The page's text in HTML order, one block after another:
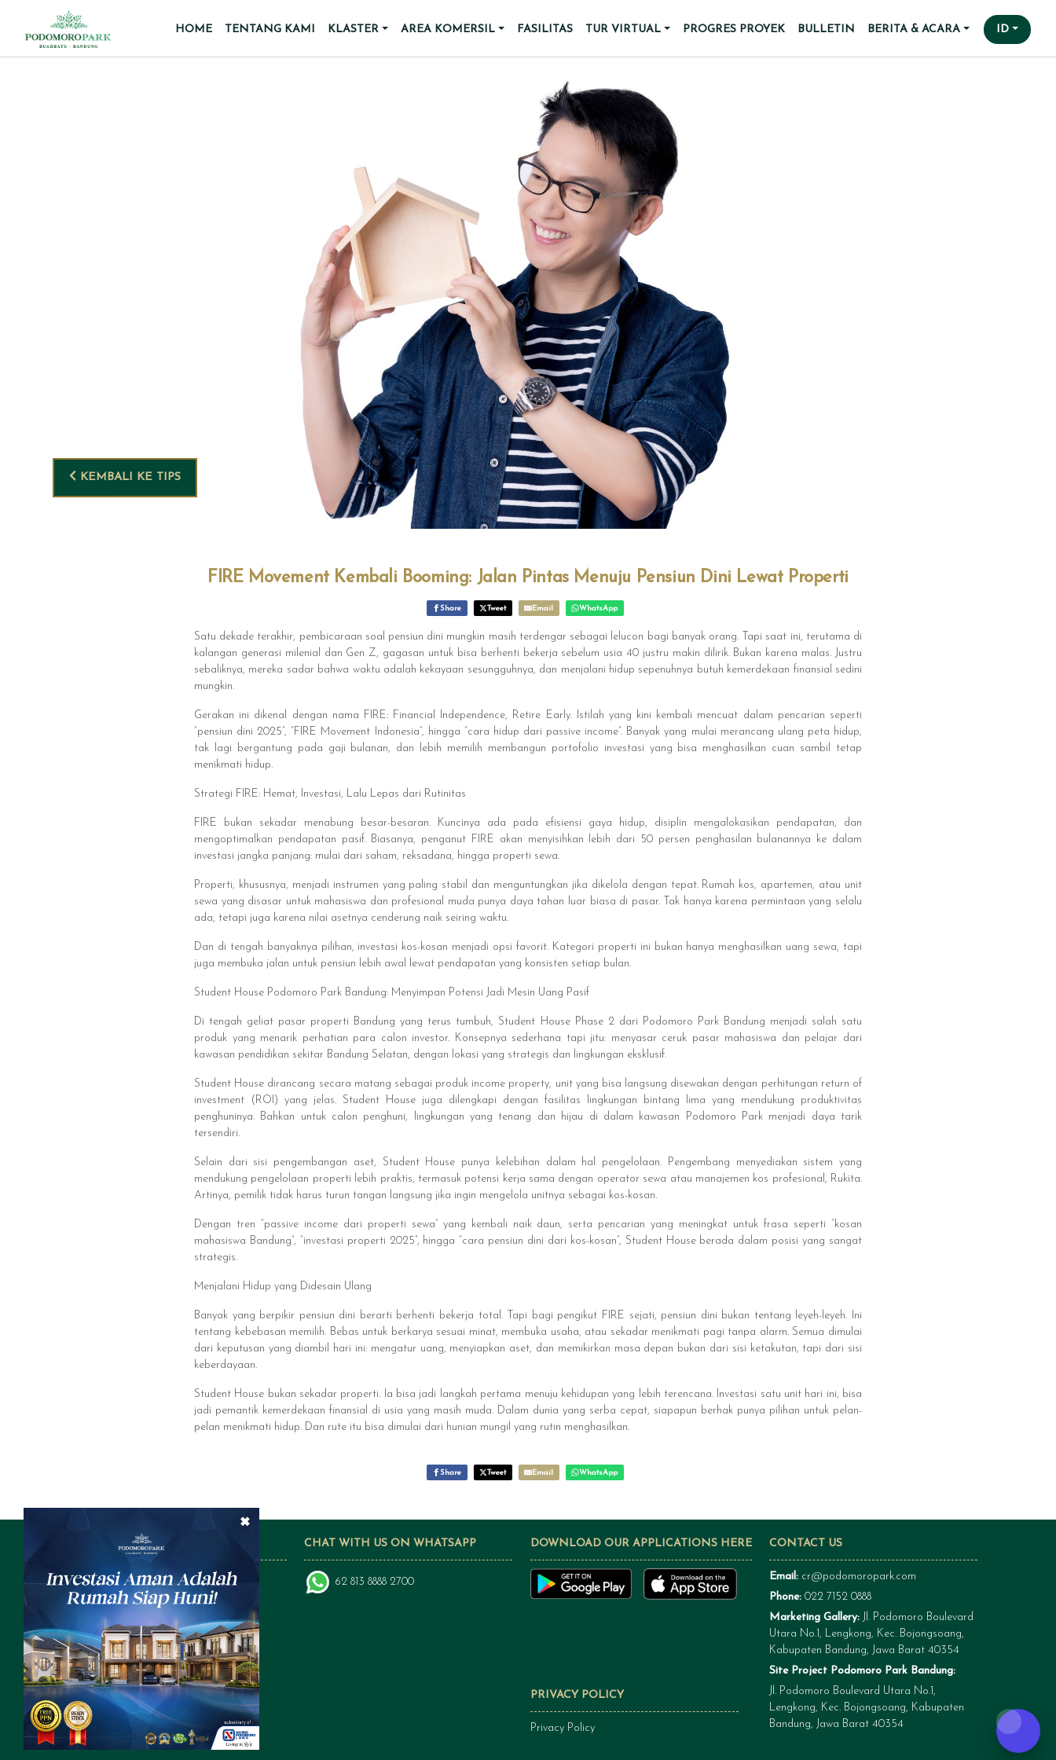
HOME TENTANG KAMI KLASTER AREA KOMERSIL FASILITAS TUR VIRTUAL PROGRES PROYEK BULLETIN BERITA & ACARA ID
KEMBALI KE TIPS
FIRE Movement Kembali Booming: Jalan Pintas Menuju Pensiun Dini Lewat Properti
Share Tweet Email WhatsApp
Satu dekade terakhir, pembicaraan soal pensiun dini mungkin masih terdengar sebagai lelucon bagi banyak orang. Tapi saat ini, terutama di
kalangan generasi milenial dan Gen Z, gagasan untuk bisa berhenti bekerja sebelum usia 40 justru makin dilirik. Bukan karena malas. Justru
sebaliknya, mereka sadar bahwa waktu adalah kekayaan sesungguhnya, dan menjalani hidup sepenuhnya butuh kemerdekaan finansial sedini
mungkin.
Gerakan ini dikenal dengan nama FIRE: Financial Independence, Retire Early. Istilah yang kini kembali mencuat dalam pencarian seperti
“pensiun dini 2025”, “FIRE Movement Indonesia”, hingga “cara hidup dari passive income”. Banyak yang mulai merancang ulang peta hidup,
tak lagi bergantung pada gaji bulanan, dan lebih memilih membangun portofolio investasi yang bisa menghasilkan cuan sambil tetap
menikmati hidup.
Strategi FIRE: Hemat, Investasi, Lalu Lepas dari Rutinitas
FIRE bukan sekadar menabung besar-besaran. Kuncinya ada pada efisiensi gaya hidup, disiplin mengalokasikan pendapatan, dan
mengoptimalkan pendapatan pasif. Biasanya, penganut FIRE akan menyisihkan lebih dari 50 persen penghasilan bulanannya ke dalam
investasi jangka panjang: mulai dari saham, reksadana, hingga properti sewa.
Properti, khususnya, menjadi instrumen yang paling stabil dan menguntungkan jika dikelola dengan tepat. Rumah kos, apartemen, atau unit
sewa yang disasar untuk mahasiswa dan profesional muda punya daya tahan luar biasa di pasar. Tak hanya karena permintaan yang selalu
ada, tetapi juga karena nilai asetnya cenderung naik seiring waktu.
Dan di tengah banyaknya pilihan, investasi kos-kosan menjadi opsi favorit. Kategori properti ini bukan hanya menghasilkan uang sewa, tapi
juga membuka jalan untuk pensiun lebih awal lewat pendapatan yang konsisten setiap bulan.
Student House Podomoro Park Bandung: Menyimpan Potensi Jadi Mesin Uang Pasif
Di tengah geliat pasar properti Bandung yang terus tumbuh, Student House Phase 2 dari Podomoro Park Bandung menjadi salah satu
produk yang menarik perhatian para calon investor. Konsepnya sederhana tapi jitu: menyasar ceruk pasar mahasiswa dan pelajar dari
kawasan pendidikan sekitar Bandung Selatan, dengan lokasi yang strategis dan lingkungan eksklusif.
Student House dirancang secara matang sebagai produk income property, unit yang bisa langsung disewakan dengan perhitungan return of
investment (ROI) yang jelas. Student House juga dilengkapi dengan fasilitas lingkungan bintang lima yang mendukung produktivitas
penghuninya. Bahkan untuk calon penghuni, lingkungan yang tenang dan hijau di dalam kawasan Podomoro Park menjadi daya tarik
tersendiri.
Selain dari sisi pengembangan aset, Student House punya kelebihan dalam hal pengelolaan. Pengembang menyediakan sistem yang
mendukung pengelolaan properti lebih praktis, termasuk potensi kerja sama dengan operator sewa atau manajemen kos profesional, Rukita.
Artinya, pemilik tidak harus turun tangan langsung jika ingin mengelola unitnya sebagai kos-kosan.
Dengan tren “passive income dari properti sewa” yang kembali naik daun, serta pencarian yang meningkat untuk frasa seperti “kosan
mahasiswa Bandung”, “investasi properti 2025”, hingga “cara pensiun dini dari kos-kosan”, Student House berada dalam posisi yang sangat
strategis.
Menjalani Hidup yang Didesain Ulang
Banyak yang berpikir pensiun dini berarti berhenti bekerja total. Tapi bagi pengikut FIRE sejati, pensiun dini bukan tentang leyeh-leyeh. Ini
tentang kebebasan memilih. Bebas untuk berkarya sesuai minat, membuka usaha, atau sekadar menikmati pagi tanpa alarm. Semua dimulai
dari keputusan yang diambil hari ini: mengatur uang, menyiapkan aset, dan memikirkan masa depan bukan dari sisi ketakutan, tapi dari sisi
keberdayaan.
Student House bukan sekadar properti. Ia bisa jadi langkah pertama menuju kehidupan yang lebih terencana. Investasi satu unit hari ini, bisa
jadi pemantik kemerdekaan finansial di usia yang masih muda. Dalam dunia yang serba cepat, siapapun berhak punya pilihan untuk pelan-
pelan menikmati hidup. Dan rute itu bisa dimulai dari hunian mungil yang rutin menghasilkan.
Share Tweet Email WhatsApp
×
FOLLOW US ON SOCIAL MEDIA
a subsidiary of:
CHAT WITH US ON WHATSAPP
62 813 8888 2700
DOWNLOAD OUR APPLICATIONS HERE
PRIVACY POLICY
Privacy Policy
CONTACT US
Email: cr@podomoropark.com
Phone: 022 7152 0888
Marketing Gallery:Jl. Podomoro Boulevard
Utara No.1, Lengkong, Kec. Bojongsoang,
Kabupaten Bandung, Jawa Barat 40354
Site Project Podomoro Park Bandung:
Jl. Podomoro Boulevard Utara No.1,
Lengkong, Kec. Bojongsoang, Kabupaten
Bandung, Jawa Barat 40354